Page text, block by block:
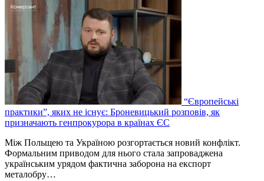
“Європейські
практики”, яких не існує: Броневицький розповів, як
призначають генпрокурора в країнах ЄС
Між Польщею та Україною розгортається новий конфлікт.
Формальним приводом для нього стала запроваджена
українським урядом фактична заборона на експорт
металобру…